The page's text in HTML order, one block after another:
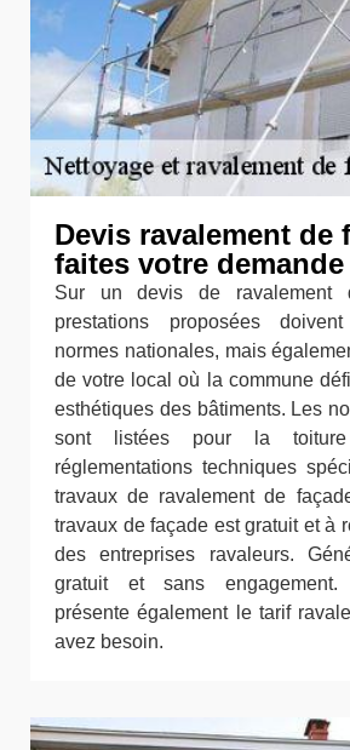
Devis ravalement de
faites votre demande
Sur un devis de ravalement
prestations proposées
normes nationales, mais
de votre local où la commune
esthétiques des bâtiments. Les
sont listées pour la
réglementations techniques
travaux de ravalement de
travaux de façade est gratuit et à
des entreprises ravaleurs.
gratuit et sans engagement.
présente également le tarif
avez besoin.